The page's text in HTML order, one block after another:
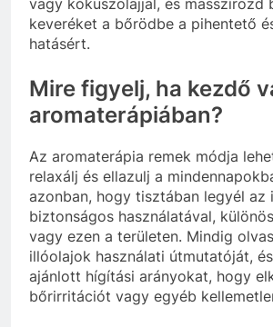
keveréket a bőrödbe a pihentető
hatásért.
Mire figyelj, ha kezdő
aromaterápiában?
Az aromaterápia remek módja
relaxálj és ellazulj a
azonban, hogy tisztában legyél az
biztonságos használatával,
vagy ezen a területen. Mindig
illóolajok használati útmutatóját,
ajánlott hígítási arányokat, hogy
bőrirritációt vagy egyéb